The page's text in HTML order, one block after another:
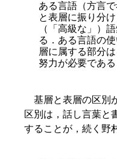
ある言語（方言
と表層に振り分
（「高級な」）
る．ある言語の
層に属する部分
努力が必要である
基層と表層の区別
区別は，話し言葉と
することが，続く野